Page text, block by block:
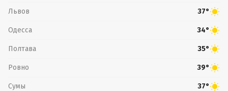
Львов 37°
Одесса 34°
Полтава 35°
Ровно 39°
Сумы 37°